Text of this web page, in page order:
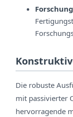
Die robuste
mit passivierter
hervorragende